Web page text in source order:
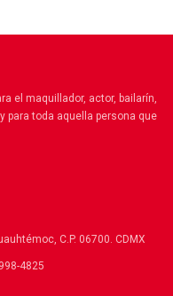
el maquillador, actor, bailarín,
para toda aquella persona que
C.P. 06700. CDMX
4825